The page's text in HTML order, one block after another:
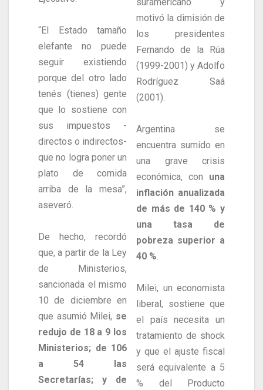
“El Estado tamaño
elefante no puede
seguir existiendo
porque del otro lado
tenés (tienes) gente
que lo sostiene con
sus impuestos -
directos o indirectos-
que no logra poner un
plato de comida
arriba de la mesa”,
aseveró.
De hecho, recordó
que, a partir de la Ley
de Ministerios,
sancionada el mismo
10 de diciembre en
que asumió Milei, se
redujo de 18 a 9 los
Ministerios; de 106
a 54 las
Secretarías; y de
motivó la dimisión de
los presidentes
Fernando de la Rúa
(1999-2001) y Adolfo
Rodríguez Saá
(2001).
Argentina se
encuentra sumido en
una grave crisis
económica, con una
inflación anualizada
de más de 140 % y
una tasa de
pobreza superior a
40 %.
Milei, un economista
liberal, sostiene que
el país necesita un
tratamiento de shock
y que el ajuste fiscal
será equivalente a 5
% del Producto